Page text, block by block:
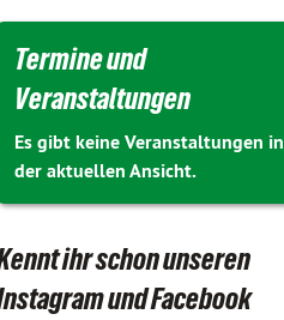
Termine und
Veranstaltungen
Es gibt keine Veranstaltungen in
der aktuellen Ansicht.
ihr schon unseren
und Facebook